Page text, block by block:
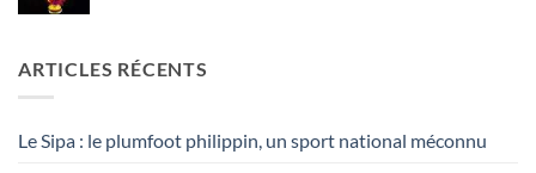
ARTICLES RÉCENTS
Le Sipa : le plumfoot philippin, un sport national méconnu